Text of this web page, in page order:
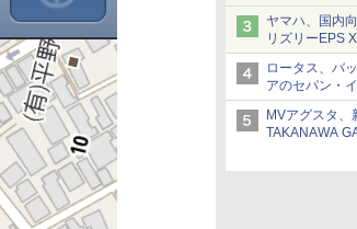
ックベースの
ヤマハ、国内
リズリーEPS
ロータス、バ
アのセパン・
のBEV最速タ
MVアグスタ、
TAKANAWA